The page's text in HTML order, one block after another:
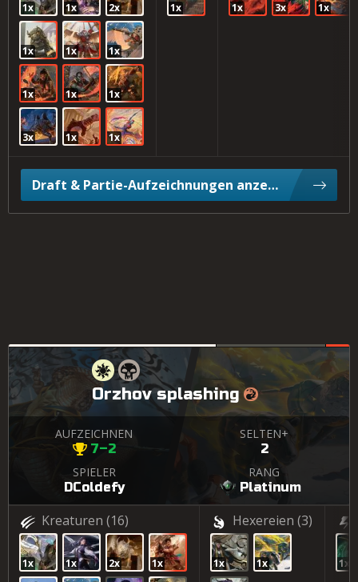
1x 1x 2x
1x 1x 1x
1x 1x 1x
3x 1x 1x
1x 1x 3x 1x
Draft & Partie-Aufzeichnungen anzeigen
Orzhov splashing
AUFZEICHNEN
7–2
SELTEN+
2
SPIELER
DColdefy
RANG
Platinum
Kreaturen (16)
1x 1x 2x 1x
Hexereien (3)
1x 1x 1x